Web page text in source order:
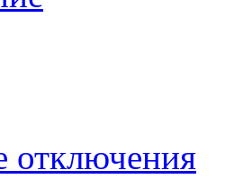
отключения